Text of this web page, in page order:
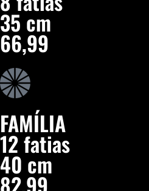
35 cm
66,99
FAMÍLIA
12 fatias
40 cm